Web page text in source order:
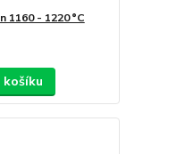
- 1220 °C